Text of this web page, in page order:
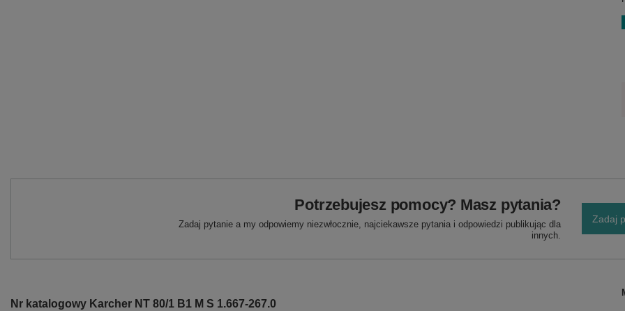
Potrzebujesz pomocy? Masz pytania?
Zadaj pytanie a my odpowiemy niezwłocznie, najciekawsze pytania i odpowiedzi publikując dla
innych.
Zadaj
Nr katalogowy Karcher NT 80/1 B1 M S 1.667-267.0